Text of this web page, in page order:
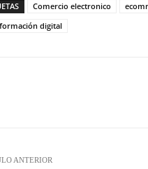
Comercio electronico
digital
ANTERIOR